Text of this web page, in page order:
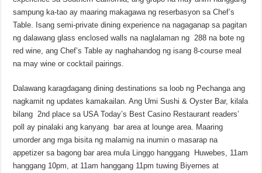
sampung ka-tao ay maaring makagawa ng reserbasyon sa Chef’s
Table. Isang semi-private dining experience na nagaganap sa pagitan
ng dalawang glass enclosed walls na naglalaman ng 288 na bote ng
red wine, ang Chef’s Table ay naghahandog ng isang 8-course meal
na may wine or cocktail pairings.
Dalawang karagdagang dining destinations sa loob ng Pechanga ang
nagkamit ng updates kamakailan. Ang Umi Sushi & Oyster Bar, kilala
bilang 2nd place sa USA Today’s Best Casino Restaurant readers’
poll ay pinalaki ang kanyang bar area at lounge area. Maaring
umorder ang mga bisita ng malamig na inumin o masarap na
appetizer sa bagong bar area mula Linggo hanggang Huwebes, 11am
hanggang 10pm, at 11am hanggang 11pm tuwing Biyernes at